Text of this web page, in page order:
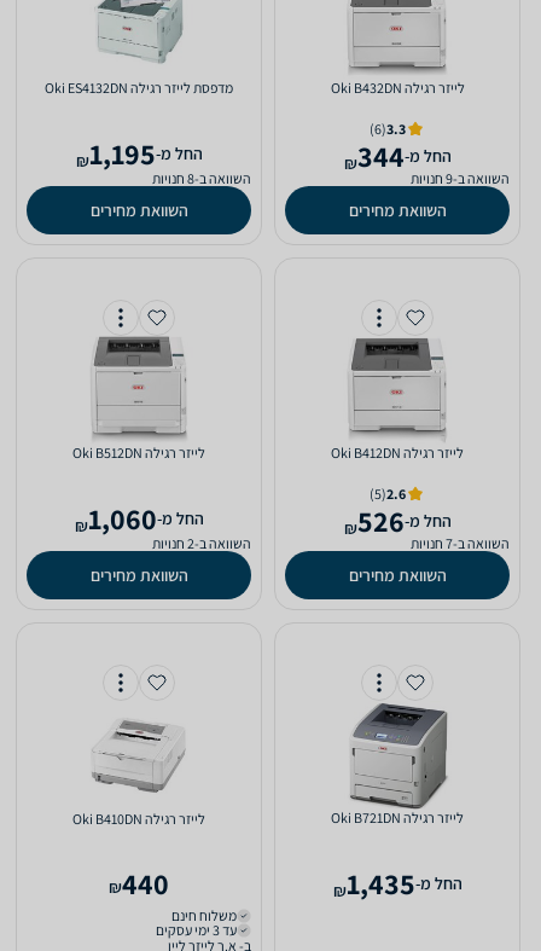
‏לייזר ‏רגילה Oki B432DN
3.3
(6)
‫החל מ-344
₪
השוואה ב-9 חנויות
השוואת מחירים
‏מדפסת לייזר ‏רגילה Oki ES4132DN
‫החל מ-1,195
₪
השוואה ב-8 חנויות
השוואת מחירים
‏לייזר ‏רגילה Oki B412DN
2.6
(5)
‫החל מ-526
₪
השוואה ב-7 חנויות
השוואת מחירים
‏לייזר ‏רגילה Oki B512DN
‫החל מ-1,060
₪
השוואה ב-2 חנויות
השוואת מחירים
‏לייזר ‏רגילה Oki B721DN
‫החל מ-1,435
₪
‏לייזר ‏רגילה Oki B410DN
440
₪
משלוח חינם
עד 3 ימי עסקים
ב- א.ר לייזר ליין